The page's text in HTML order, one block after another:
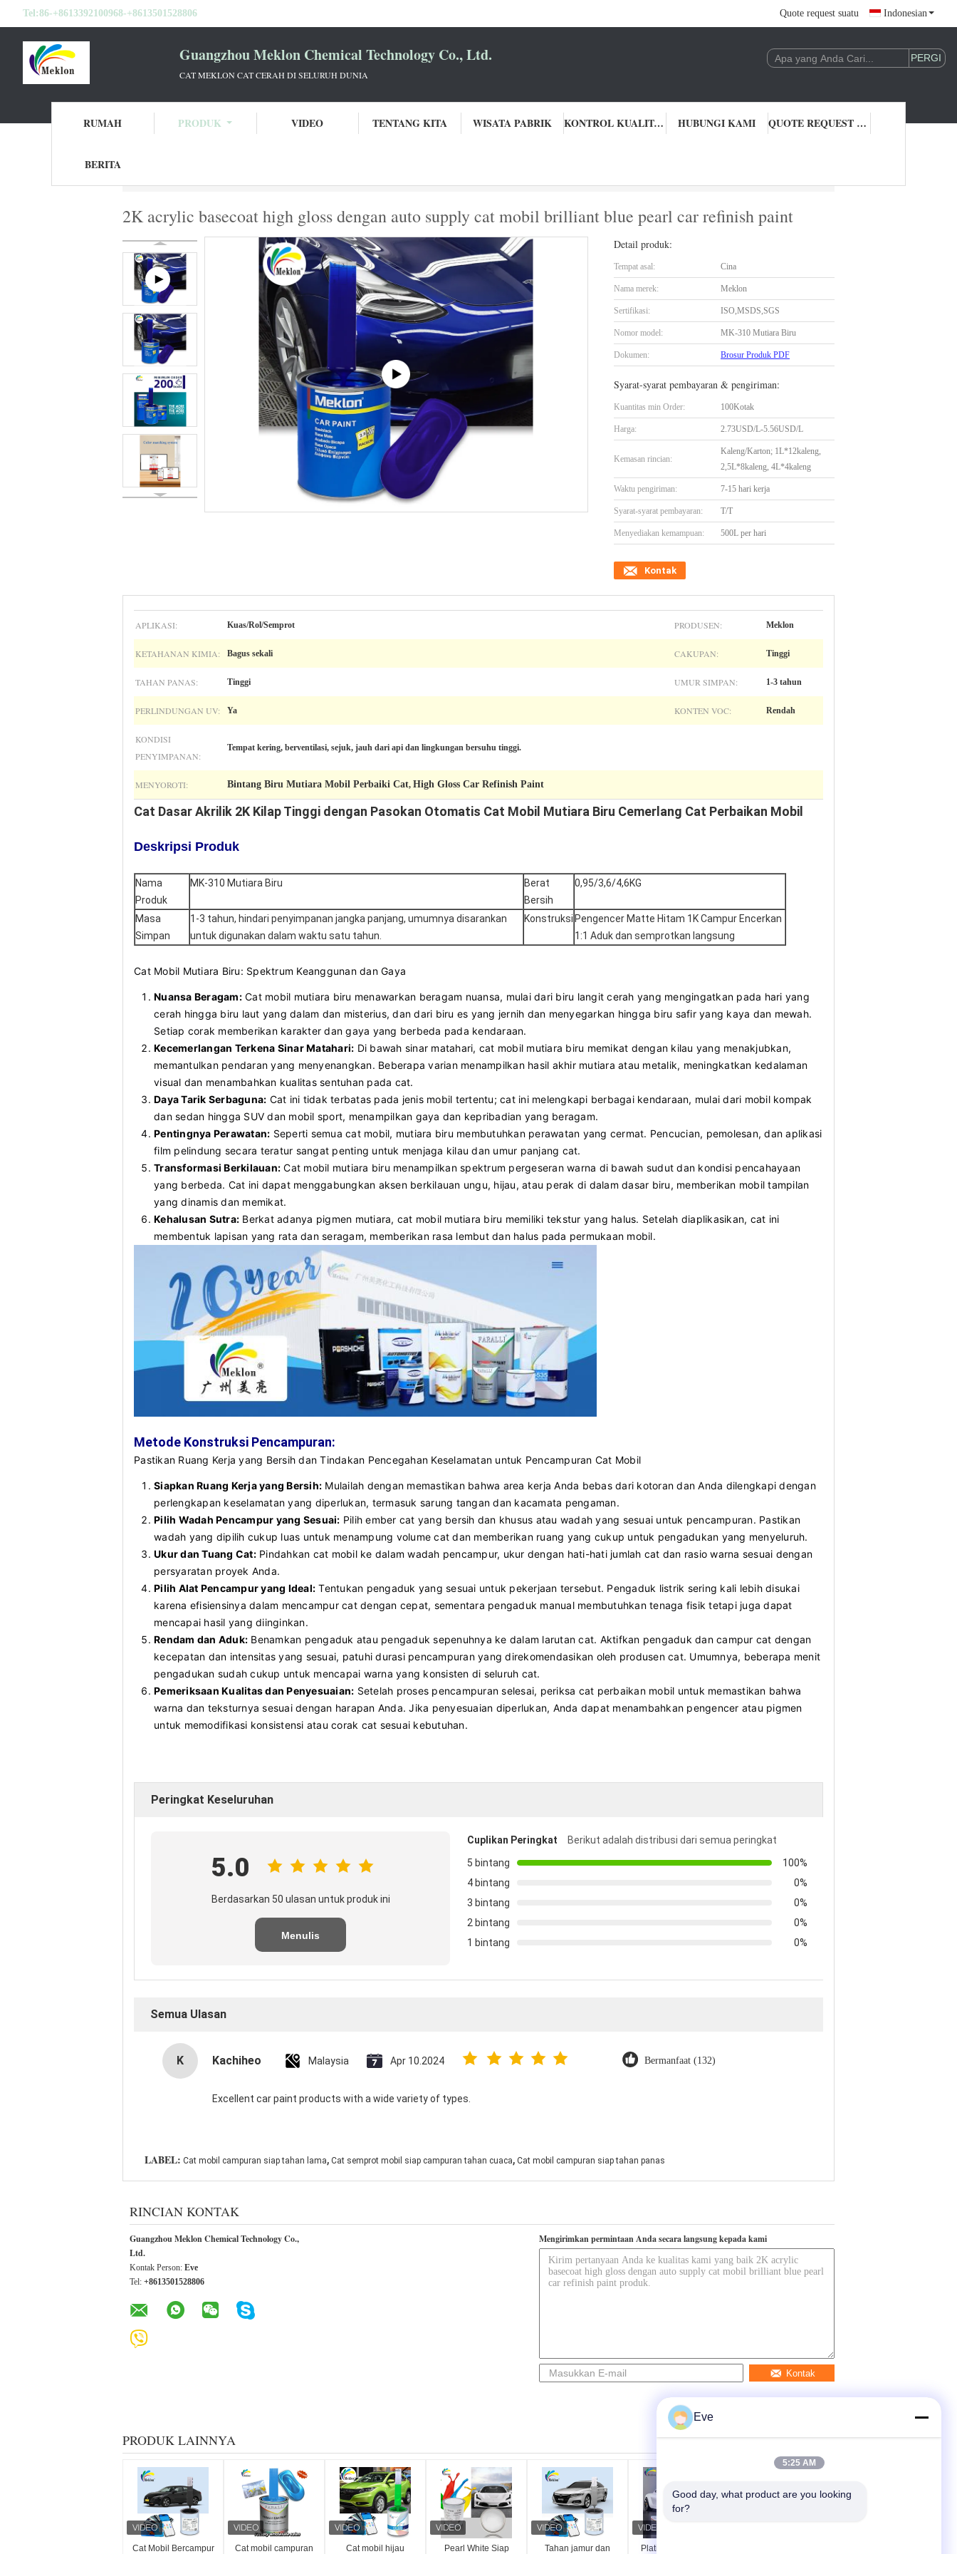
Tel:86-+8613392100968-+8613501528806 Quote request suatu Indonesian
Guangzhou Meklon Chemical Technology Co., Ltd.
CAT MEKLON CAT CERAH DI SELURUH DUNIA
RUMAH PRODUK VIDEO TENTANG KITA WISATA PABRIK KONTROL KUALITAS HUBUNGI KAMI QUOTE REQUEST SUATU
BERITA
2K acrylic basecoat high gloss dengan auto supply cat mobil brilliant blue pearl car refinish paint
Detail produk:
Tempat asal: Cina
Nama merek: Meklon
Sertifikasi: ISO,MSDS,SGS
Nomor model: MK-310 Mutiara Biru
Dokumen: Brosur Produk PDF
Syarat-syarat pembayaran & pengiriman:
Kuantitas min Order: 100Kotak
Harga: 2.73USD/L-5.56USD/L
Kemasan rincian:
Kaleng/Karton; 1L*12kaleng,
2,5L*8kaleng, 4L*4kaleng
Waktu pengiriman: 7-15 hari kerja
Syarat-syarat pembayaran: T/T
Menyediakan kemampuan: 500L per hari
Kontak
APLIKASI: Kuas/Rol/Semprot PRODUSEN: Meklon
KETAHANAN KIMIA: Bagus sekali CAKUPAN: Tinggi
TAHAN PANAS: Tinggi UMUR SIMPAN: 1-3 tahun
PERLINDUNGAN UV: Ya KONTEN VOC: Rendah
KONDISI
PENYIMPANAN:
Tempat kering, berventilasi, sejuk, jauh dari api dan lingkungan bersuhu tinggi.
MENYOROTI: Bintang Biru Mutiara Mobil Perbaiki Cat, High Gloss Car Refinish Paint
Cat Dasar Akrilik 2K Kilap Tinggi dengan Pasokan Otomatis Cat Mobil Mutiara Biru Cemerlang Cat Perbaikan Mobil
Deskripsi Produk
Nama
Produk
MK-310 Mutiara Biru
Berat
Bersih
0,95/3,6/4,6KG
Masa
Simpan
1-3 tahun, hindari penyimpanan jangka panjang, umumnya disarankan
untuk digunakan dalam waktu satu tahun.
Konstruksi Pengencer Matte Hitam 1K Campur Encerkan
1:1 Aduk dan semprotkan langsung
Cat Mobil Mutiara Biru: Spektrum Keanggunan dan Gaya
Nuansa Beragam:Cat mobil mutiara biru menawarkan beragam nuansa, mulai dari biru langit cerah yang mengingatkan pada hari yang
cerah hingga biru laut yang dalam dan misterius, dan dari biru es yang jernih dan menyegarkan hingga biru safir yang kaya dan mewah.
Setiap corak memberikan karakter dan gaya yang berbeda pada kendaraan.
Kecemerlangan Terkena Sinar Matahari: Di bawah sinar matahari, cat mobil mutiara biru memikat dengan kilau yang menakjubkan,
memantulkan pendaran yang menyenangkan. Beberapa varian menampilkan hasil akhir mutiara atau metalik, meningkatkan kedalaman
visual dan menambahkan kualitas sentuhan pada cat.
Daya Tarik Serbaguna: Cat ini tidak terbatas pada jenis mobil tertentu; cat ini melengkapi berbagai kendaraan, mulai dari mobil kompak
dan sedan hingga SUV dan mobil sport, menampilkan gaya dan kepribadian yang beragam.
Pentingnya Perawatan: Seperti semua cat mobil, mutiara biru membutuhkan perawatan yang cermat. Pencucian, pemolesan, dan aplikasi
film pelindung secara teratur sangat penting untuk menjaga kilau dan umur panjang cat.
Transformasi Berkilauan: Cat mobil mutiara biru menampilkan spektrum pergeseran warna di bawah sudut dan kondisi pencahayaan
yang berbeda. Cat ini dapat menggabungkan aksen berkilauan ungu, hijau, atau perak di dalam dasar biru, memberikan mobil tampilan
yang dinamis dan memikat.
Kehalusan Sutra: Berkat adanya pigmen mutiara, cat mobil mutiara biru memiliki tekstur yang halus. Setelah diaplikasikan, cat ini
membentuk lapisan yang rata dan seragam, memberikan rasa lembut dan halus pada permukaan mobil.
Metode Konstruksi Pencampuran:
Pastikan Ruang Kerja yang Bersih dan Tindakan Pencegahan Keselamatan untuk Pencampuran Cat Mobil
Siapkan Ruang Kerja yang Bersih: Mulailah dengan memastikan bahwa area kerja Anda bebas dari kotoran dan Anda dilengkapi dengan
perlengkapan keselamatan yang diperlukan, termasuk sarung tangan dan kacamata pengaman.
Pilih Wadah Pencampur yang Sesuai: Pilih ember cat yang bersih dan khusus atau wadah yang sesuai untuk pencampuran. Pastikan
wadah yang dipilih cukup luas untuk menampung volume cat dan memberikan ruang yang cukup untuk pengadukan yang menyeluruh.
Ukur dan Tuang Cat:Pindahkan cat mobil ke dalam wadah pencampur, ukur dengan hati-hati jumlah cat dan rasio warna sesuai dengan
persyaratan proyek Anda.
Pilih Alat Pencampur yang Ideal: Tentukan pengaduk yang sesuai untuk pekerjaan tersebut. Pengaduk listrik sering kali lebih disukai
karena efisiensinya dalam mencampur cat dengan cepat, sementara pengaduk manual membutuhkan tenaga fisik tetapi juga dapat
mencapai hasil yang diinginkan.
Rendam dan Aduk: Benamkan pengaduk atau pengaduk sepenuhnya ke dalam larutan cat. Aktifkan pengaduk dan campur cat dengan
kecepatan dan intensitas yang sesuai, patuhi durasi pencampuran yang direkomendasikan oleh produsen cat. Umumnya, beberapa menit
pengadukan sudah cukup untuk mencapai warna yang konsisten di seluruh cat.
Pemeriksaan Kualitas dan Penyesuaian: Setelah proses pencampuran selesai, periksa cat perbaikan mobil untuk memastikan bahwa
warna dan teksturnya sesuai dengan harapan Anda. Jika penyesuaian diperlukan, Anda dapat menambahkan pengencer atau pigmen
untuk memodifikasi konsistensi atau corak cat sesuai kebutuhan.
Peringkat Keseluruhan
5.0
Berdasarkan 50 ulasan untuk produk ini
Menulis
Cuplikan Peringkat
Berikut adalah distribusi dari semua peringkat
5 bintang
100%
4 bintang
0%
3 bintang
0%
2 bintang
0%
1 bintang
0%
Semua Ulasan
K Kachiheo Malaysia Apr 10.2024 Bermanfaat (132)
Excellent car paint products with a wide variety of types.
LABEL: Cat mobil campuran siap tahan lama, Cat semprot mobil siap campuran tahan cuaca, Cat mobil campuran siap tahan panas
RINCIAN KONTAK
Guangzhou Meklon Chemical Technology Co.,
Ltd.
Kontak Person: Eve
Tel: +8613501528806
Mengirimkan permintaan Anda secara langsung kepada kami
Kontak
PRODUK LAINNYA
Cat Mobil Bercampur Cat mobil campuran Cat mobil hijau Pearl White Siap Tahan jamur dan Platinum Putih Siap
Eve
5:25 AM
Good day, what product are you looking
for?